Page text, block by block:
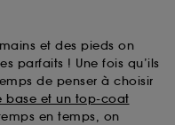
et des pieds on
parfaits ! Une fois qu’ils
de penser à choisir
base et un top-coat
en temps, on